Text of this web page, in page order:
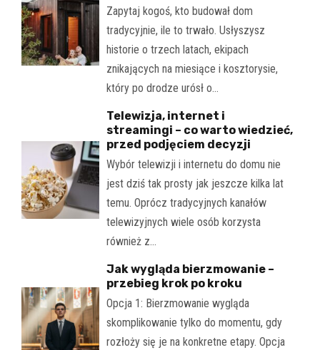
Zapytaj kogoś, kto budował dom
tradycyjnie, ile to trwało. Usłyszysz
historie o trzech latach, ekipach
znikających na miesiące i kosztorysie,
który po drodze urósł o…
Telewizja, internet i
streamingi – co warto wiedzieć,
przed podjęciem decyzji
Wybór telewizji i internetu do domu nie
jest dziś tak prosty jak jeszcze kilka lat
temu. Oprócz tradycyjnych kanałów
telewizyjnych wiele osób korzysta
również z…
Jak wygląda bierzmowanie –
przebieg krok po kroku
Opcja 1: Bierzmowanie wygląda
skomplikowanie tylko do momentu, gdy
rozłoży się je na konkretne etapy. Opcja